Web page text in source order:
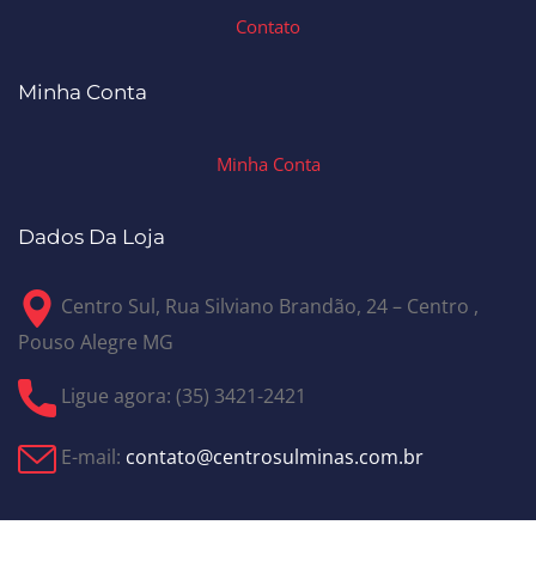
Contato
Minha Conta
Minha Conta
Dados Da Loja
Centro Sul, Rua Silviano Brandão, 24 – Centro ,
Pouso Alegre MG
Ligue agora: (35) 3421-2421
E-mail: contato@centrosulminas.com.br